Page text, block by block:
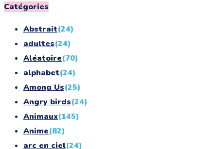
for:
Catégories
Abstrait(24)
adultes(24)
Aléatoire(70)
alphabet(24)
Among Us(25)
Angry birds(24)
Animaux(145)
Anime(82)
arc en ciel(24)